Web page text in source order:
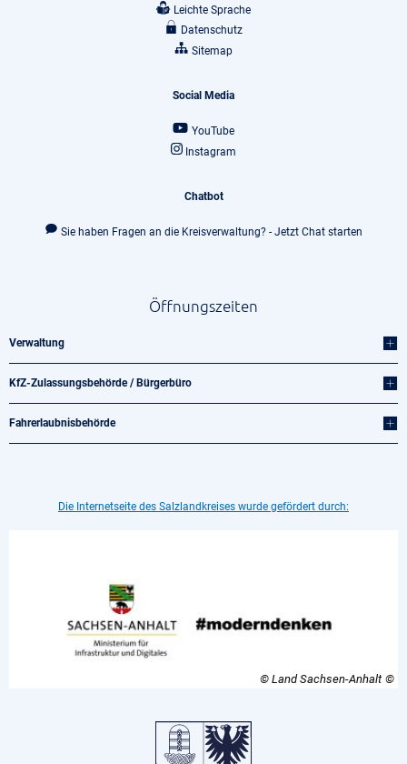
Leichte Sprache
Datenschutz
Sitemap
Social Media
YouTube
Instagram
Chatbot
Sie haben Fragen an die Kreisverwaltung? - Jetzt Chat starten
Öffnungszeiten
Verwaltung
KfZ-Zulassungsbehörde / Bürgerbüro
Fahrerlaubnisbehörde
Die Internetseite des Salzlandkreises wurde gefördert durch:
© Land Sachsen-Anhalt